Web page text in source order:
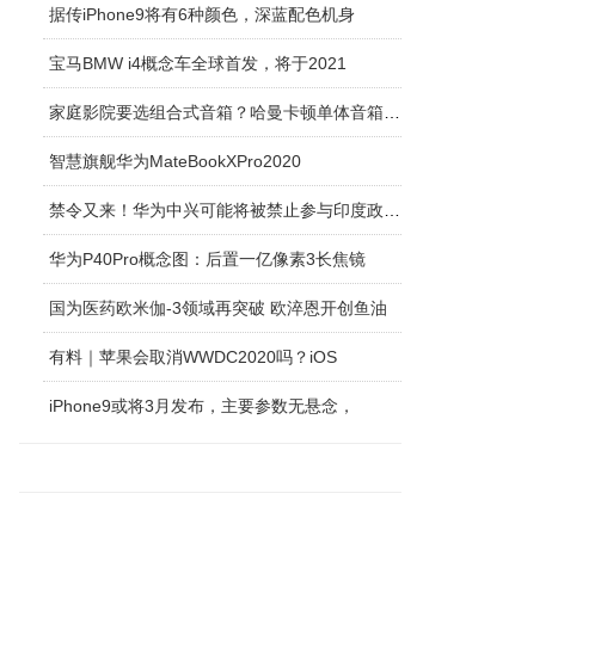
据传iPhone9将有6种颜色，深蓝配色机身
宝马BMW i4概念车全球首发，将于2021
智慧旗舰华为MateBookXPro2020
华为P40Pro概念图：后置一亿像素3长焦镜
国为医药欧米伽-3领域再突破 欧淬恩开创鱼油
有料｜苹果会取消WWDC2020吗？iOS
iPhone9或将3月发布，主要参数无悬念，